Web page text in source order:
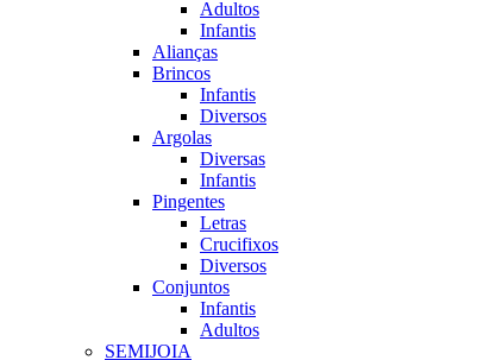
Adultos
Infantis
Alianças
Brincos
Infantis
Diversos
Argolas
Diversas
Infantis
Pingentes
Letras
Crucifixos
Diversos
Conjuntos
Infantis
Adultos
SEMIJOIA